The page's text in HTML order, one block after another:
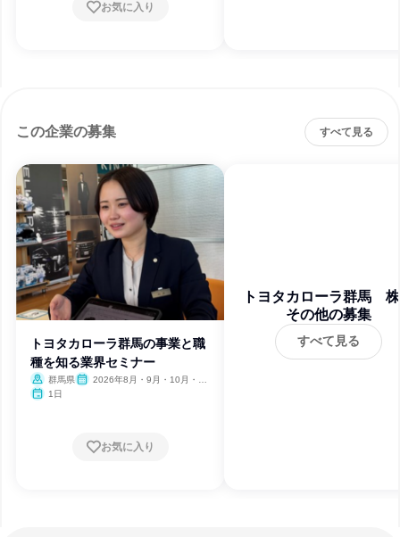
お気に入り
この企業の募集 すべて見る
トヨタカローラ群馬の事業と職
種を知る業界セミナー
群馬県
2026年8月・9月・10月・11
1日
お気に入り
トヨタカローラ群馬
会社
その他の募集
すべて見る